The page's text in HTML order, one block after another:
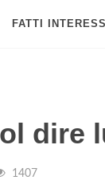
FATTI
dire
1407